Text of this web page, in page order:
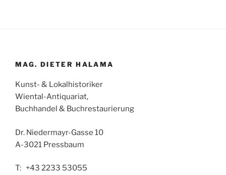
MAG. DIETER HALAMA
Kunst- & Lokalhistoriker
Wiental-Antiquariat,
Buchhandel & Buchrestaurierung
Dr. Niedermayr-Gasse 10
A-3021 Pressbaum
T: +43 2233 53055